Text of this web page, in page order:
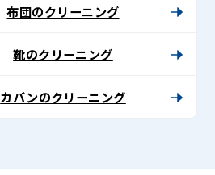
布団のクリーニング
靴のクリーニング
カバンのクリーニング